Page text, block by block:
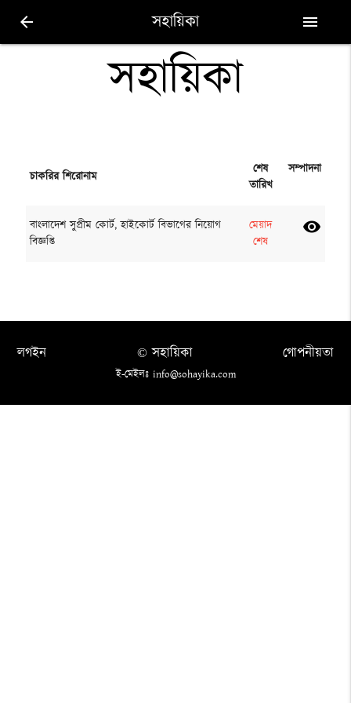
arrow_back সহায়িকা menu
সহায়িকা
চাকরির শিরোনাম
শেষ
তারিখ
সম্পাদনা
বাংলাদেশ সুপ্রীম কোর্ট, হাইকোর্ট বিভাগের নিয়োগ
বিজ্ঞপ্তি
মেয়াদ
শেষ
visibility
লগইন গোপনীয়তা
© সহায়িকা
ই-মেইলঃ info@sohayika.com